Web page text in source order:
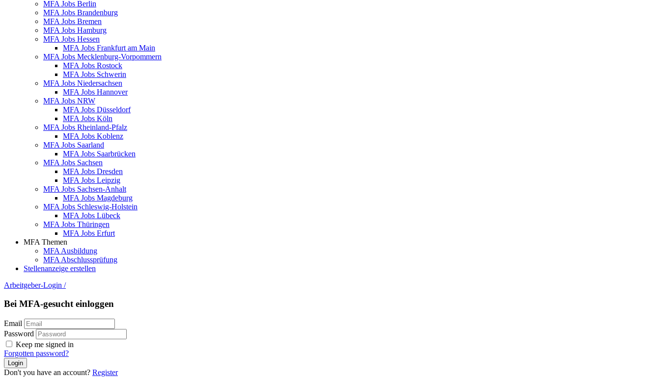
MFA Jobs Berlin
MFA Jobs Brandenburg
MFA Jobs Bremen
MFA Jobs Hamburg
MFA Jobs Hessen
MFA Jobs Frankfurt am Main
MFA Jobs Mecklenburg-Vorpommern
MFA Jobs Rostock
MFA Jobs Schwerin
MFA Jobs Niedersachsen
MFA Jobs Hannover
MFA Jobs NRW
MFA Jobs Düsseldorf
MFA Jobs Köln
MFA Jobs Rheinland-Pfalz
MFA Jobs Koblenz
MFA Jobs Saarland
MFA Jobs Saarbrücken
MFA Jobs Sachsen
MFA Jobs Dresden
MFA Jobs Leipzig
MFA Jobs Sachsen-Anhalt
MFA Jobs Magdeburg
MFA Jobs Schleswig-Holstein
MFA Jobs Lübeck
MFA Jobs Thüringen
MFA Jobs Erfurt
MFA Themen
MFA Ausbildung
MFA Abschlussprüfung
Stellenanzeige erstellen
Arbeitgeber-Login /
Bei MFA-gesucht einloggen
Email
Password
Keep me signed in
Forgotten password?
Don't you have an account? Register